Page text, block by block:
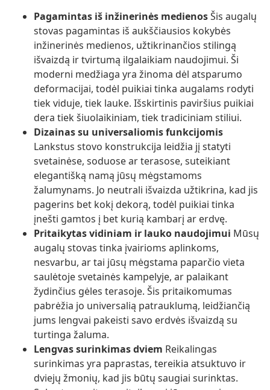
Pagamintas iš inžinerinės medienosŠis augalų
stovas pagamintas iš aukščiausios kokybės
inžinerinės medienos, užtikrinančios stilingą
išvaizdą ir tvirtumą ilgalaikiam naudojimui. Ši
moderni medžiaga yra žinoma dėl atsparumo
deformacijai, todėl puikiai tinka augalams rodyti
tiek viduje, tiek lauke. Išskirtinis paviršius puikiai
dera tiek šiuolaikiniam, tiek tradiciniam stiliui.
Dizainas su universaliomis funkcijomis
Lankstus stovo konstrukcija leidžia jį statyti
svetainėse, soduose ar terasose, suteikiant
elegantišką namą jūsų mėgstamoms
žalumynams. Jo neutrali išvaizda užtikrina, kad jis
pagerins bet kokį dekorą, todėl puikiai tinka
įnešti gamtos į bet kurią kambarį ar erdvę.
Pritaikytas vidiniam ir lauko naudojimui Mūsų
augalų stovas tinka įvairioms aplinkoms,
nesvarbu, ar tai jūsų mėgstama paparčio vieta
saulėtoje svetainės kampelyje, ar palaikant
žydinčius gėles terasoje. Šis pritaikomumas
pabrėžia jo universalią patrauklumą, leidžiančią
jums lengvai pakeisti savo erdvės išvaizdą su
turtinga žaluma.
Lengvas surinkimas dviem Reikalingas
surinkimas yra paprastas, tereikia atsuktuvo ir
dviejų žmonių, kad jis būtų saugiai surinktas.